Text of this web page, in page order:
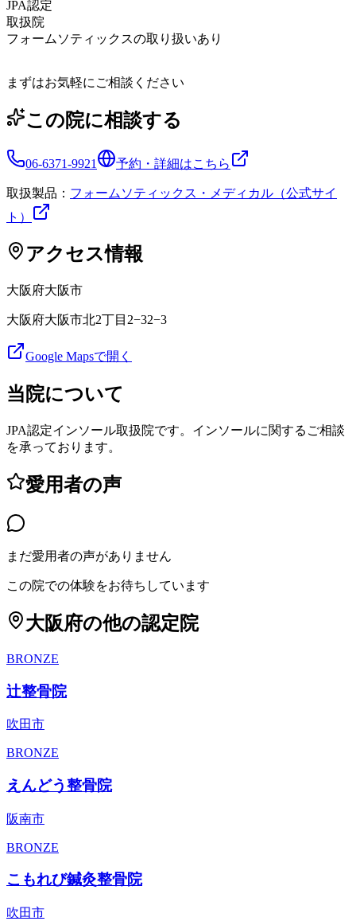
JPA認定
取扱院
フォームソティックスの取り扱いあり
まずはお気軽にご相談ください
この院に相談する
06-6371-9921 予約・詳細はこちら
取扱製品： フォームソティックス・メディカル（公式サイ
ト）
アクセス情報
大阪府大阪市
大阪府大阪市北2丁目2−32−3
Google Mapsで開く
当院について
JPA認定インソール取扱院です。インソールに関するご相談
を承っております。
愛用者の声
まだ愛用者の声がありません
この院での体験をお待ちしています
大阪府の他の認定院
BRONZE
辻整骨院
吹田市
BRONZE
えんどう整骨院
阪南市
BRONZE
こもれび鍼灸整骨院
吹田市